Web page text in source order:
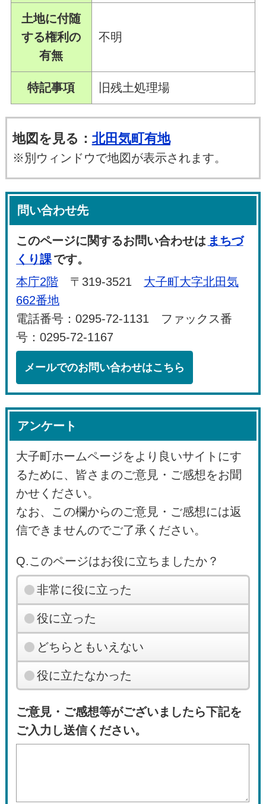
土地に付随
する権利の
有無
不明
特記事項 旧残土処理場
地図を見る： 北田気町有地
※別ウィンドウで地図が表示されます。
問い合わせ先
このページに関するお問い合わせは まちづ
くり課です。
本庁2階 〒319-3521 大子町大字北田気
662番地
電話番号：0295-72-1131 ファックス番
号：0295-72-1167
メールでのお問い合わせはこちら
アンケート
大子町ホームページをより良いサイトにす
るために、皆さまのご意見・ご感想をお聞
かせください。
なお、この欄からのご意見・ご感想には返
信できませんのでご了承ください。
Q.このページはお役に立ちましたか？
非常に役に立った
役に立った
どちらともいえない
役に立たなかった
ご意見・ご感想等がございましたら下記を
ご入力し送信ください。